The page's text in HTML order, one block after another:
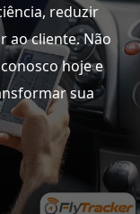
reduzir
ao cliente. Não
hoje e
sua